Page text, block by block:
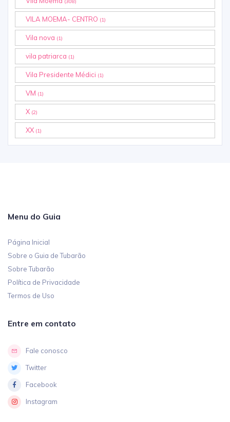
VILA MOEMA- CENTRO (1)
Vila nova (1)
vila patriarca (1)
Vila Presidente Médici (1)
VM (1)
X (2)
XX (1)
Menu do Guia
Página Inicial
Sobre o Guia de Tubarão
Sobre Tubarão
Política de Privacidade
Termos de Uso
Entre em contato
Fale conosco
Twitter
Facebook
Instagram